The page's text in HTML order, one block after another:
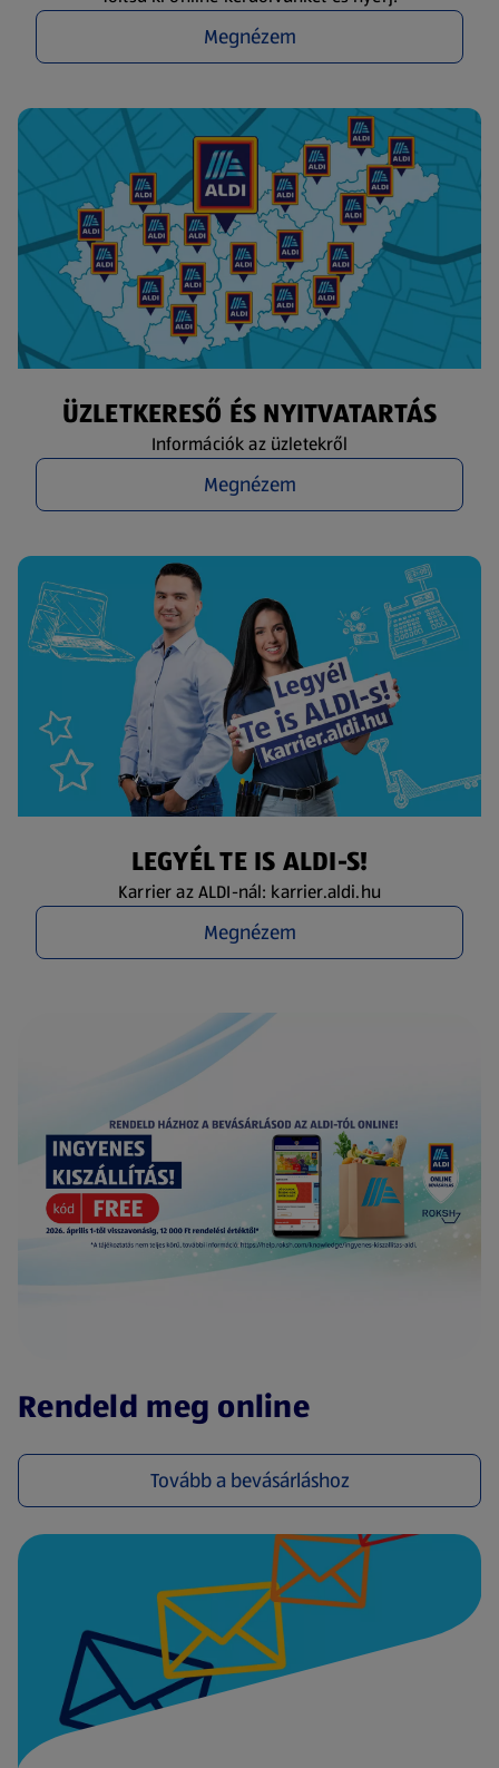
Megnézem
ÜZLETKERESŐ ÉS NYITVATARTÁS
Információk az üzletekről
Megnézem
LEGYÉL TE IS ALDI-S!
Karrier az ALDI-nál: karrier.aldi.hu
Megnézem
Rendeld meg online
Tovább a bevásárláshoz
(új oldalon nyílik meg)